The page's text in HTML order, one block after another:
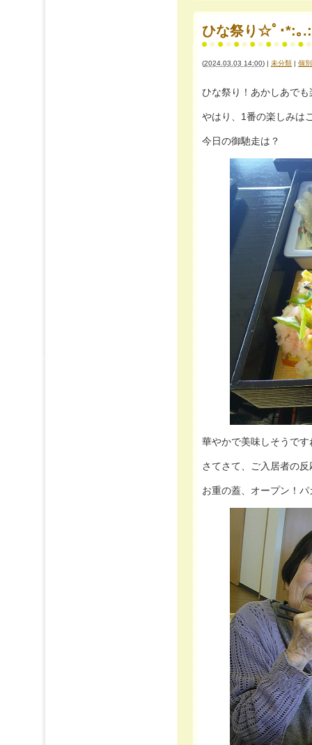
ひな祭り☆ﾟ･*:｡
(2024.03.03 14:00) | 未分類 | 個
ひな祭り！あかしあで
やはり、1番の楽しみは
今日の御馳走は？
華やかで美味しそうです
さてさて、ご入居者の
お重の蓋、オープン！